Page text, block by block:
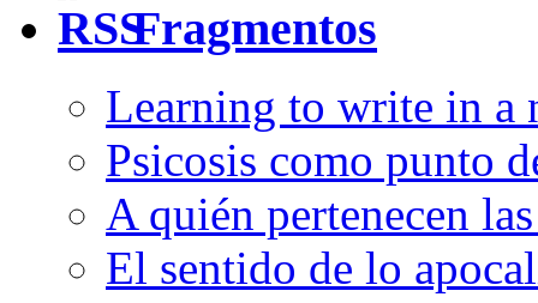
Fragmentos
Learning to write in a
Psicosis como punto
A quién pertenecen
El sentido de lo